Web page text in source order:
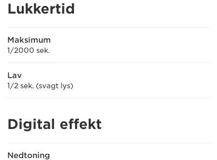
Lukkertid
Maksimum
1/2000 sek.
Lav
1/2 sek. (svagt lys)
Digital effekt
Nedtoning